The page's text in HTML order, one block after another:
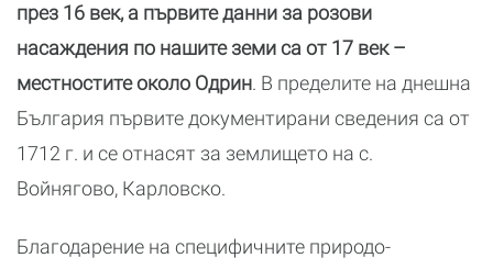
през 16 век, а първите данни за розови
насаждения по нашите земи са от 17 век –
местностите около Одрин. В пределите на днешна
България първите документирани сведения са от
1712 г. и се отнасят за землището на с.
Войнягово, Карловско.
Благодарение на специфичните природо-